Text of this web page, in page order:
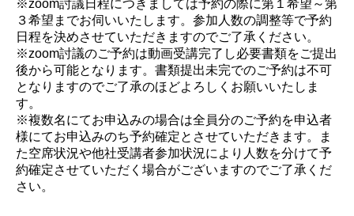
※zoom討議日程につきましては予約の際に第１希望～第
３希望までお伺いいたします。参加人数の調整等で予約
日程を決めさせていただきますのでご了承ください。
※zoom討議のご予約は動画受講完了し必要書類をご提出
後から可能となります。書類提出未完でのご予約は不可
となりますのでご了承のほどよろしくお願いいたしま
す。
※複数名にてお申込みの場合は全員分のご予約を申込者
様にてお申込みのち予約確定とさせていただきます。ま
た空席状況や他社受講者参加状況により人数を分けて予
約確定させていただく場合がございますのでご了承くだ
さい。